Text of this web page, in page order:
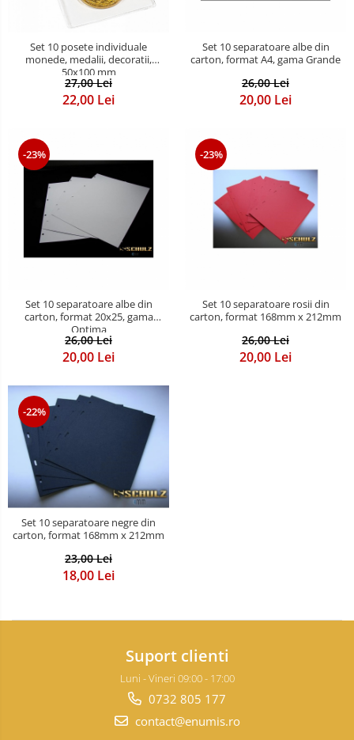
Set 10 posete individuale
monede, medalii, decoratii,
50x100 mm
27,00 Lei
22,00 Lei
Set 10 separatoare albe din
carton, format A4, gama Grande
26,00 Lei
20,00 Lei
-23%
Set 10 separatoare albe din
carton, format 20x25, gama
Optima
26,00 Lei
20,00 Lei
-23%
Set 10 separatoare rosii din
carton, format 168mm x 212mm
26,00 Lei
20,00 Lei
-22%
Set 10 separatoare negre din
carton, format 168mm x 212mm
23,00 Lei
18,00 Lei
Suport clienti
Luni - Vineri 09:00 - 17:00
0732 805 177
contact@enumis.ro